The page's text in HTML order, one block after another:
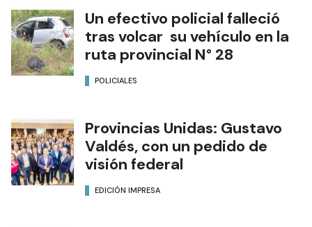
Un efectivo policial falleció
tras volcar su vehículo en la
ruta provincial N° 28
POLICIALES
Provincias Unidas: Gustavo
Valdés, con un pedido de
visión federal
EDICIÓN IMPRESA